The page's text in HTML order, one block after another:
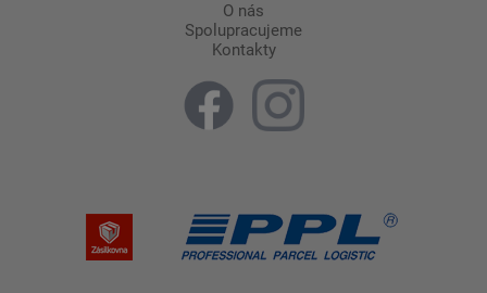
O nás
Spolupracujeme
Kontakty